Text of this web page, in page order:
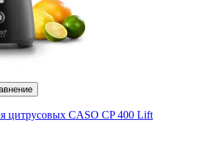
цитрусовых CASO CP 400 Lift